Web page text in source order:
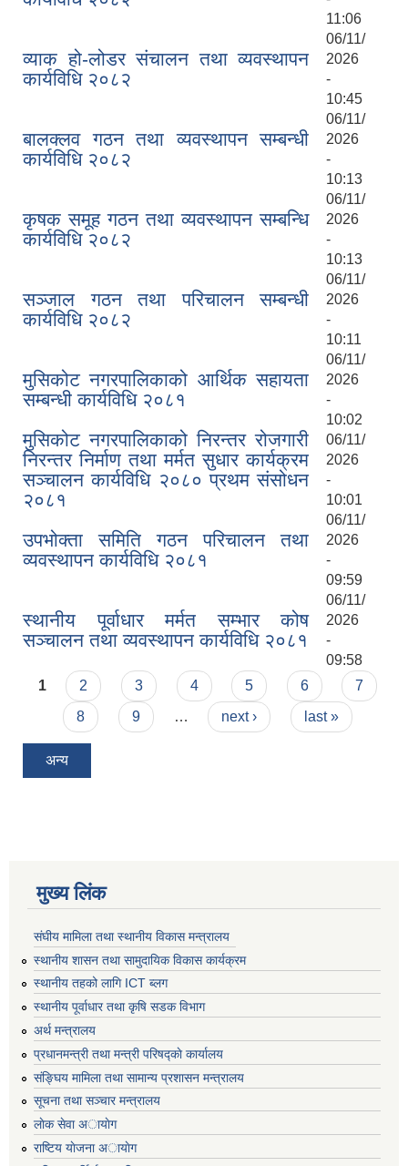
11:06
व्याक हो-लोडर संचालन तथा व्यवस्थापन
कार्यविधि २०८२
06/11/
2026
-
10:45
बालक्लव गठन तथा व्यवस्थापन सम्बन्धी
कार्यविधि २०८२
06/11/
2026
-
10:13
कृषक समूह गठन तथा व्यवस्थापन सम्बन्धि
कार्यविधि २०८२
06/11/
2026
-
10:13
सञ्जाल गठन तथा परिचालन सम्बन्धी
कार्यविधि २०८२
06/11/
2026
-
10:11
मुसिकोट नगरपालिकाको आर्थिक सहायता
सम्बन्धी कार्यविधि २०८१
06/11/
2026
-
10:02
मुसिकोट नगरपालिकाको निरन्तर रोजगारी
निरन्तर निर्माण तथा मर्मत सुधार कार्यक्रम
सञ्चालन कार्यविधि २०८० प्रथम संसोधन
२०८१
06/11/
2026
-
10:01
उपभोक्ता समिति गठन परिचालन तथा
व्यवस्थापन कार्यविधि २०८१
06/11/
2026
-
09:59
स्थानीय पूर्वाधार मर्मत सम्भार कोष
सञ्चालन तथा व्यवस्थापन कार्यविधि २०८१
06/11/
2026
-
09:58
Pages
1 2 3 4 5 6
7
8
9 … next › last »
अन्य
मुख्य लिंक
संघीय मामिला तथा स्थानीय विकास मन्त्रालय
स्थानीय शासन तथा सामुदायिक विकास कार्यक्रम
स्थानीय तहको लागि ICT ब्लग
स्थानीय पूर्वाधार तथा कृषि सडक विभाग
अर्थ मन्त्रालय
प्रधानमन्त्री तथा मन्त्री परिषद्काे कार्यालय
संङ्घिय मामिला तथा सामान्य प्रशासन मन्त्रालय
सूचना तथा सञ्चार मन्त्रालय
लाेक सेवा अायाेग
राष्टिय याेजना अायाेग